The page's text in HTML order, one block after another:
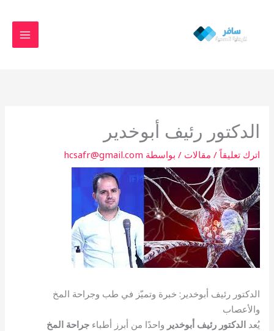
المحتوى
الدكتور رئيف أبوخدير
اترك تعليقاً / مقالات / بواسطة hcsafr@gmail.com
الدكتور رئيف أبوخدير: خبرة وتميّز في طب وجراحة المخ
والأعصاب
يُعدالدكتور رئيف أبوخدير واحدًا من أبرز أطباءجراحة المخ